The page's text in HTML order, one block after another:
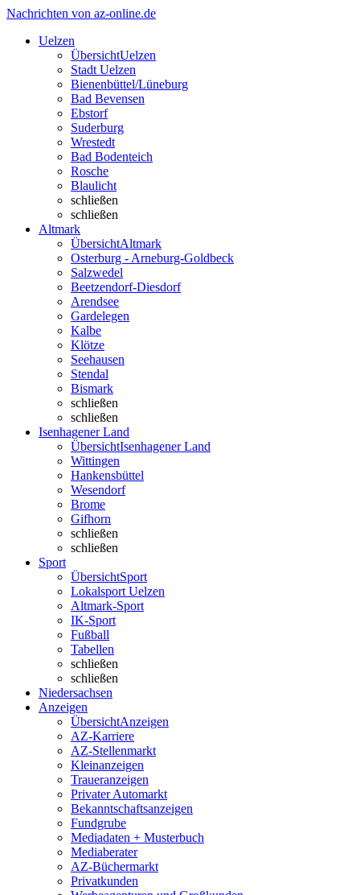
Nachrichten von az-online.de
Uelzen
ÜbersichtUelzen
Stadt Uelzen
Bienenbüttel/Lüneburg
Bad Bevensen
Ebstorf
Suderburg
Wrestedt
Bad Bodenteich
Rosche
Blaulicht
schließen
schließen
Altmark
ÜbersichtAltmark
Osterburg - Arneburg-Goldbeck
Salzwedel
Beetzendorf-Diesdorf
Arendsee
Gardelegen
Kalbe
Klötze
Seehausen
Stendal
Bismark
schließen
schließen
Isenhagener Land
ÜbersichtIsenhagener Land
Wittingen
Hankensbüttel
Wesendorf
Brome
Gifhorn
schließen
schließen
Sport
ÜbersichtSport
Lokalsport Uelzen
Altmark-Sport
IK-Sport
Fußball
Tabellen
schließen
schließen
Niedersachsen
Anzeigen
ÜbersichtAnzeigen
AZ-Karriere
AZ-Stellenmarkt
Kleinanzeigen
Traueranzeigen
Privater Automarkt
Bekanntschaftsanzeigen
Fundgrube
Mediadaten + Musterbuch
Mediaberater
AZ-Büchermarkt
Privatkunden